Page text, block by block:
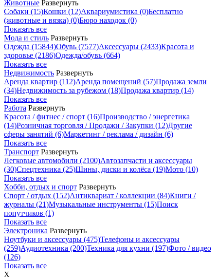
Животные Развернуть
Собаки (15)Кошки (12)Аквариумистика (0)Бесплатно
(животные и вязка) (0)Бюро находок (0)
Показать все
Мода и стиль Развернуть
Одежда (15844)Обувь (7577)Аксессуары (2433)Красота и
здоровье (2186)Одежда/обувь (664)
Показать все
Недвижимость Развернуть
Аренда квартир (112)Аренда помещений (57)Продажа земли
(34)Недвижимость за рубежом (18)Продажа квартир (14)
Показать все
Работа Развернуть
Красота / фитнес / спорт (16)Производство / энергетика
(14)Розничная торговля / Продажи / Закупки (12)Другие
сферы занятий (6)Маркетинг / реклама / дизайн (6)
Показать все
Транспорт Развернуть
Легковые автомобили (2100)Автозапчасти и аксессуары
(30)Спецтехника (25)Шины, диски и колёса (19)Мото (10)
Показать все
Хобби, отдых и спорт Развернуть
Спорт / отдых (152)Антиквариат / коллекции (84)Книги /
журналы (21)Музыкальные инструменты (15)Поиск
попутчиков (1)
Показать все
Электроника Развернуть
Ноутбуки и аксессуары (475)Телефоны и аксессуары
(259)Аудиотехника (200)Техника для кухни (197)Фото / видео
(126)
Показать все
X